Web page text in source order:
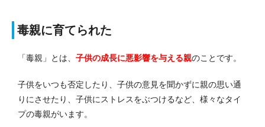
毒親に育てられた
「毒親」とは、 子供の成長に悪影響を与える親のことです。
子供をいつも否定したり、子供の意見を聞かずに親の思い通
りにさせたり、子供にストレスをぶつけるなど、様々なタイ
プの毒親がいます。